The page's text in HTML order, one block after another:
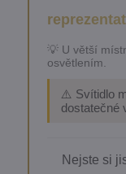
💡 U větší
osvětlením.
⚠️ Svítidlo
dostatečné
Nejste si